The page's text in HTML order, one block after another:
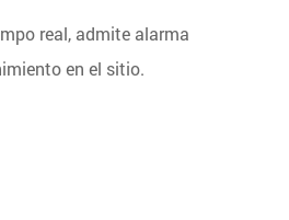
real, admite alarma
en el sitio.